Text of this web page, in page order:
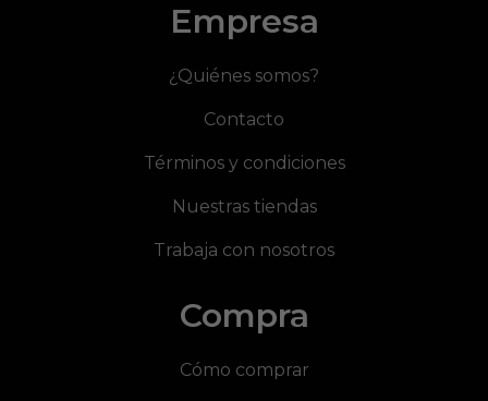
Empresa
¿Quiénes somos?
Contacto
Términos y condiciones
Nuestras tiendas
Trabaja con nosotros
Compra
Cómo comprar